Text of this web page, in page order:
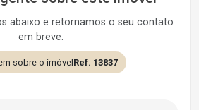
abaixo e retornamos o seu contato
em breve.
sobre o imóvelRef. 13837